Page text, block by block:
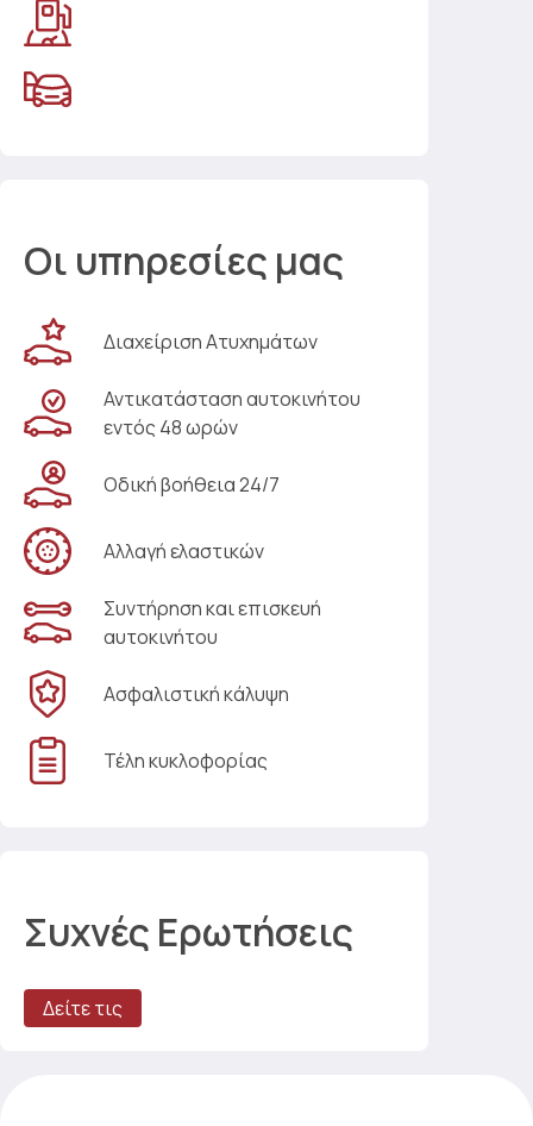
Οι υπηρεσίες μας
Διαχείριση Ατυχημάτων
Αντικατάσταση αυτοκινήτου
εντός 48 ωρών
Οδική βοήθεια 24/7
Αλλαγή ελαστικών
Συντήρηση και επισκευή
αυτοκινήτου
Ασφαλιστική κάλυψη
Τέλη κυκλοφορίας
Συχνές Ερωτήσεις
Δείτε τις